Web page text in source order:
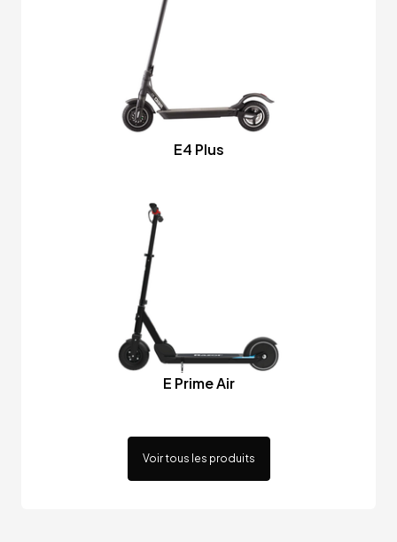
E4 Plus
E Prime Air
Voir tous les produits